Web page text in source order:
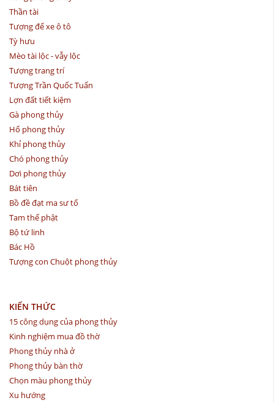
Thần tài
Tượng để xe ô tô
Tỳ hưu
Mèo tài lộc - vẫy lộc
Tượng trang trí
Tượng Trần Quốc Tuấn
Lợn đất tiết kiệm
Gà phong thủy
Hổ phong thủy
Khỉ phong thủy
Chó phong thủy
Dơi phong thủy
Bát tiên
Bồ đề đạt ma sư tổ
Tam thế phật
Bộ tứ linh
Bác Hồ
Tượng con Chuột phong thủy
KIẾN THỨC
15 công dụng của phong thủy
Kinh nghiệm mua đồ thờ
Phong thủy nhà ở
Phong thủy bàn thờ
Chọn màu phong thủy
Xu hướng